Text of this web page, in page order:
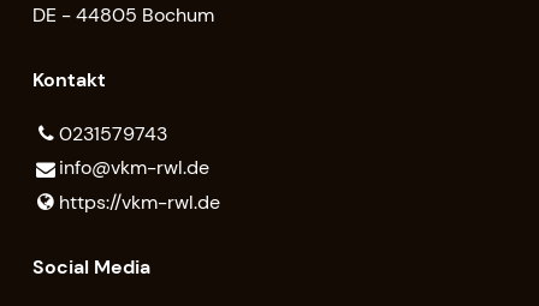
DE - 44805 Bochum
Kontakt
0231579743
info@​vkm-rwl.​de
https://vkm-rwl.​de
Social Media